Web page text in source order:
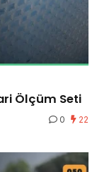
Ölçüm Seti
0 22